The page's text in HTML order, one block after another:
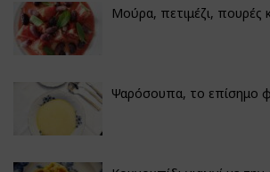
Μούρα, πετιμέζι, πουρές
Ψαρόσουπα, το επίσημο